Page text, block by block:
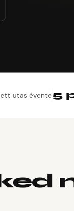
utas évente5